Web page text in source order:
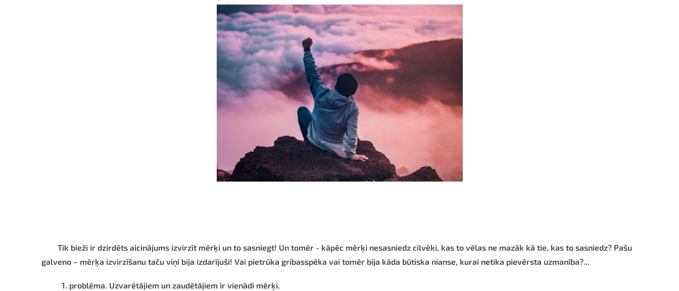
Tik bieži ir dzirdēts aicinājums izvirzīt mērķi un to sasniegt! Un tomēr - kāpēc mērķi nesasniedz cilvēki, kas to vēlas ne mazāk kā tie, kas to sasniedz? Pašu
galveno – mērķa izvirzīšanu taču viņi bija izdarījuši! Vai pietrūka gribasspēka vai tomēr bija kāda būtiska nianse, kurai netika pievērsta uzmanība?...
1. problēma. Uzvarētājiem un zaudētājiem ir vienādi mērķi.